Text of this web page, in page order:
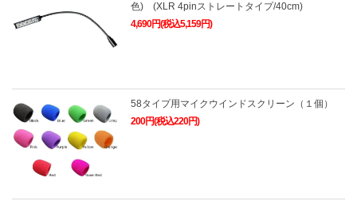
色) (XLR 4pinストレートタイプ/40cm)
4,690円(税込5,159円)
58タイプ用マイクウインドスクリーン（１個）
200円(税込220円)